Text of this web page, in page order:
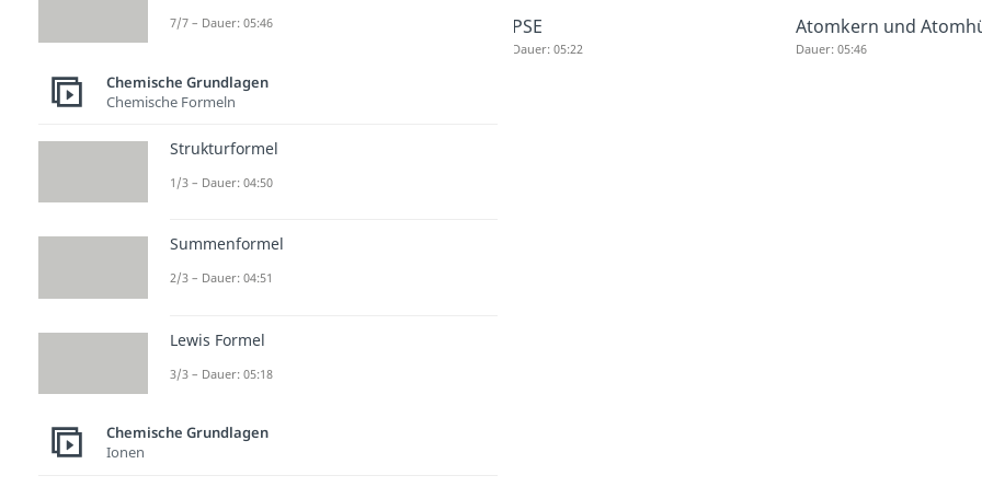
PSE
Dauer: 05:22
Atomkern und
Dauer: 05:46
7/7 – Dauer: 05:46
Chemische Grundlagen
Chemische Formeln
Strukturformel
1/3 – Dauer: 04:50
Summenformel
2/3 – Dauer: 04:51
Lewis Formel
3/3 – Dauer: 05:18
Chemische Grundlagen
Ionen